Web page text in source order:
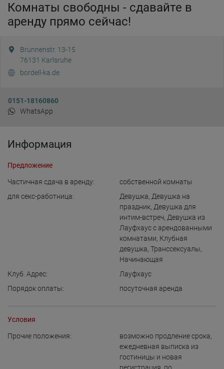
Комнаты свободны - сдавайте в
аренду прямо сейчас!
Brunnenstr. 13-15
76131 Karlsruhe
bordell-ka.de
0151-18160860
WhatsApp
Информация
Предложение
Частичная сдача в аренду:
собственной комнаты
для cекс-работница:
Девушка, Девушка на
праздник, Девушка для
интим-встреч, Девушка из
Лауфхаус с арендованными
комнатами, Клубная
девушка, Транссексуалы,
Начинающая
Клуб. Адрес:
Лауфхаус
Порядок оплаты:
посуточная аренда
Условия
Прочие положения: возможно продление срока,
ежедневная выписка из
гостиницы и новая